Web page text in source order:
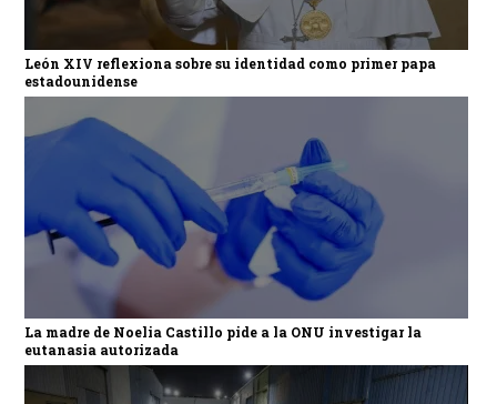
León XIV reflexiona sobre su identidad como primer papa
estadounidense
La madre de Noelia Castillo pide a la ONU investigar la
eutanasia autorizada